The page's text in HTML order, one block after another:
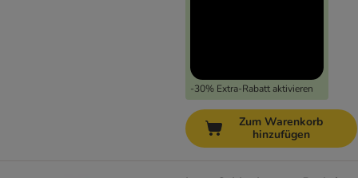
-30% Extra-Rabatt aktivieren
Zum Warenkorb
hinzufügen